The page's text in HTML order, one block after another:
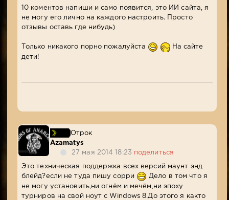
10 коментов напиши и само появится, это ИИ сайта, я
не могу его лично на каждого настроить. Просто
отзывы оставь где нибудь)
Только никакого порно пожалуйста
На сайте
дети!
Отрок
Azamatys
27 мая 2014 18:23
поделиться
Это техническая поддержка всех версий маунт энд
блейд?если не туда пишу сорри
Дело в том что я
не могу установить,ни огнём и мечём,ни эпоху
турниров на свой ноут с Windows 8.До этого я както